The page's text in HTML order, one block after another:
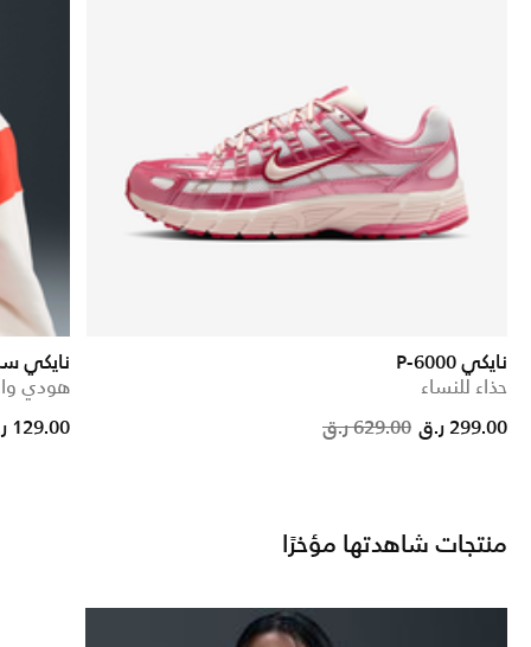
نايكي P-6000
حذاء للنساء
Price
629.00 ر.ق 299.00 ر.ق
نايكي
هودي
from
to
129.00 ر.ق
منتجات شاهدتها مؤخرًا